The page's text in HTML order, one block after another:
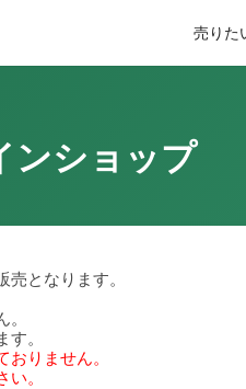
売りた
ンショップ
となります。
。
りません。
。